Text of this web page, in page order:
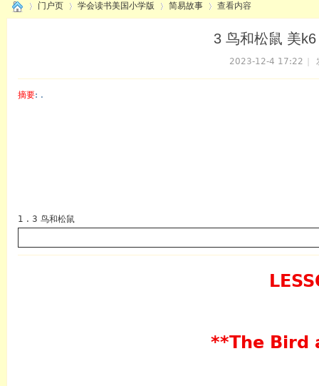
门户页 学会读书美国小学版 简易故事 查看内容
3 鸟和松鼠 美
2023-12-4 17:22
摘要: .
1 . 3 鸟和松鼠
**The Bird